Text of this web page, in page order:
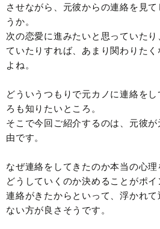
させながら、元彼からの連絡を見
うか。
次の恋愛に進みたいと思っていた
ていたりすれば、あまり関わりた
よね。
どういうつもりで元カノに連絡を
ろも知りたいところ。
そこで今回ご紹介するのは、元彼
由です。
なぜ連絡をしてきたのか本当の心
どうしていくのか決めることがポイ
連絡がきたからといって、浮かれ
ない方が良さそうです。